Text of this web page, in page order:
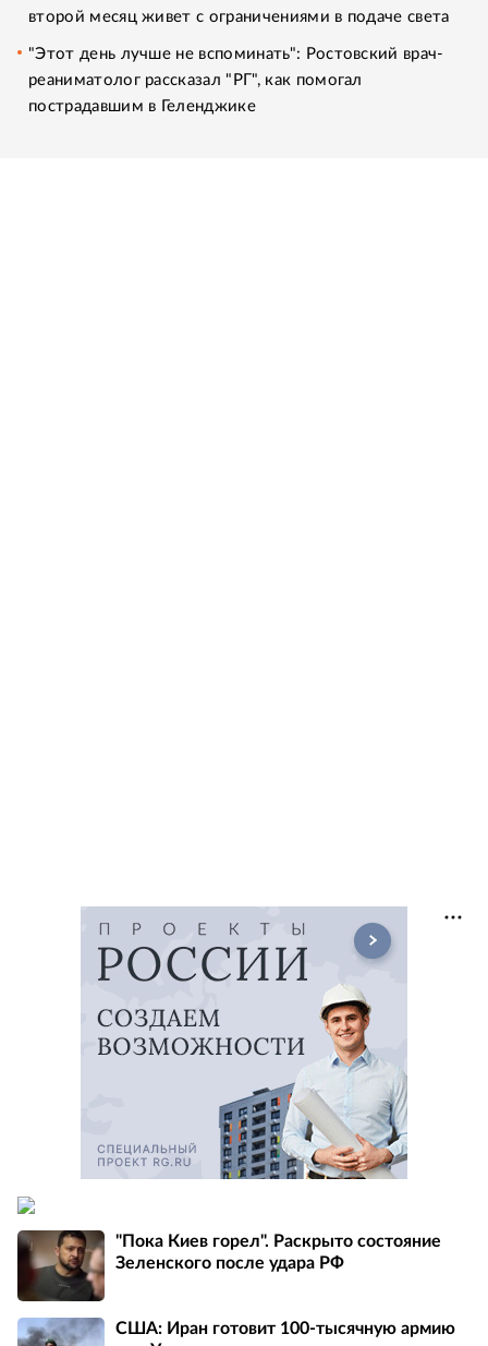
второй месяц живет с ограничениями в подаче света
"Этот день лучше не вспоминать": Ростовский врач-
реаниматолог рассказал "РГ", как помогал
пострадавшим в Геленджике
"Пока Киев горел". Раскрыто состояние
Зеленского после удара РФ
США: Иран готовит 100-тысячную армию